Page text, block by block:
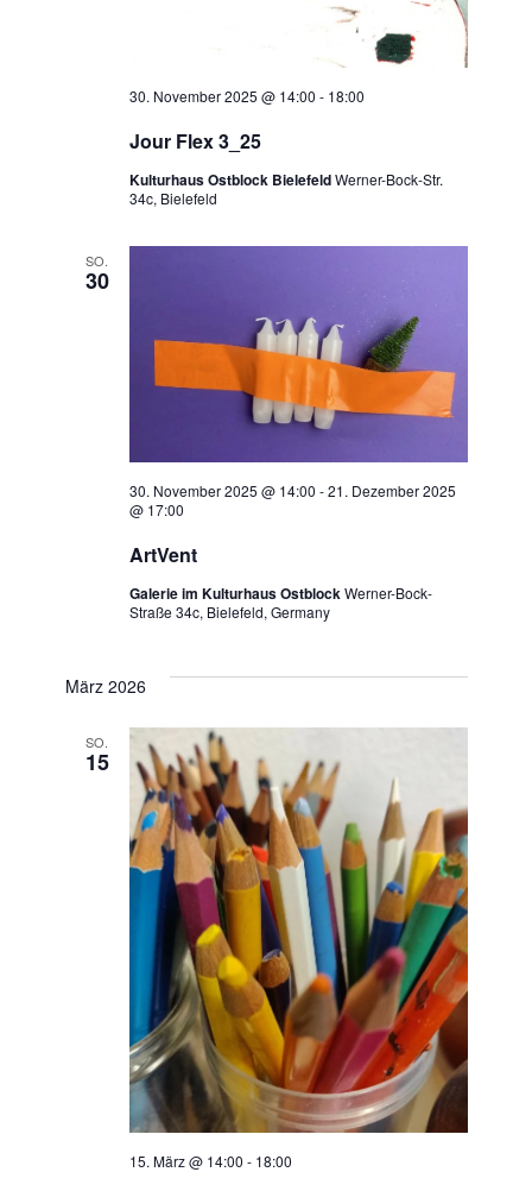
Jour Flex 3_25
30. November 2025 @ 14:00 - 18:00
Kulturhaus Ostblock BielefeldWerner-Bock-Str.
34c, Bielefeld
SO.
30
ArtVent
30. November 2025 @ 14:00 -21. Dezember 2025
@ 17:00
Galerie im Kulturhaus OstblockWerner-Bock-
Straße 34c, Bielefeld, Germany
März 2026
SO.
15
15. März @ 14:00 - 18:00